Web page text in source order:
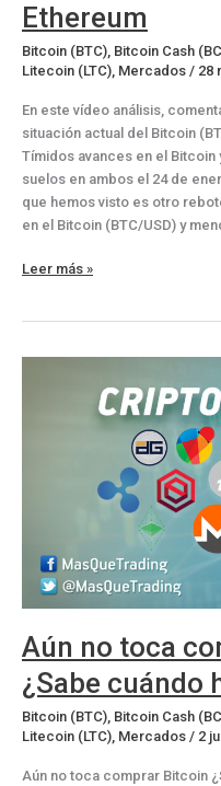
Ethereum
Bitcoin (BTC), Bitcoin Cash
Litecoin (LTC), Mercados / 28
En este vídeo análisis,
situación actual del Bitcoin
Tímidos avances en el
suelos en ambos el 24 de
que hemos visto es otro
en el Bitcoin (BTC/USD) y
Tímidos
Bitcoin
Leer más »
Aún no toca
¿Sabe cuándo
Bitcoin (BTC), Bitcoin Cash
Litecoin (LTC), Mercados / 2
Aún no toca comprar Bitcoin